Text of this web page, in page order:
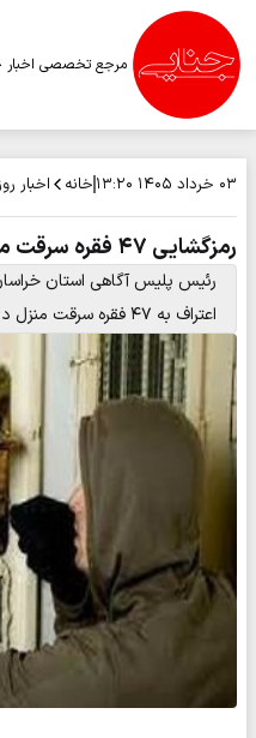
مرجع تخصصی اخبار
۰۳ خرداد ۱۴۰۵ ۱۳:۲۰ خانه اخبار روز
رمزگشایی ۴۷ فقره سرقت منزل با دستگیری سارق
رئیس پلیس آگاهی استان
اعتراف به ۴۷ فقره سرقت منزل در شهرستان بیرجند خبر داد.